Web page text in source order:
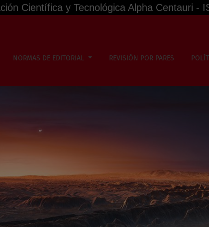
Científica y Tecnológica Alpha Centauri -
NORMAS DE EDITORIAL REVISIÓN POR PARES